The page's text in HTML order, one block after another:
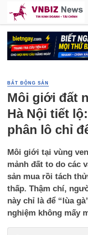
BẤT ĐỘNG SẢN
Môi giới đất
Hà Nội tiết
phân lô chỉ
Môi giới tại vùng
mảnh đất to do các
sản mua rồi tách
thấp. Thậm chí,
này chỉ là để “lùa
nghiệm không mấy